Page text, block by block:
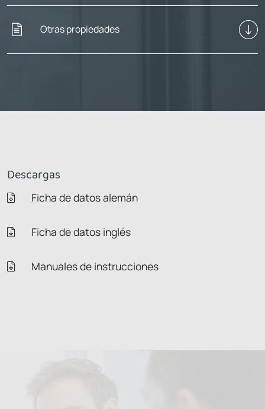
Otras propiedades
Descargas
Ficha de datos alemán
Ficha de datos inglés
Manuales de instrucciones